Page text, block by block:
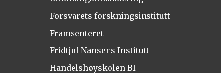
Forsvarets forskningsinstitutt
Framsenteret
Fridtjof Nansens Institutt
Handelshøyskolen BI